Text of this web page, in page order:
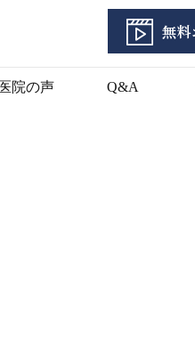
院の声 Q&A